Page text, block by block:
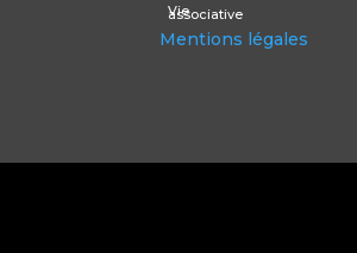
Vie
associative
Mentions légales